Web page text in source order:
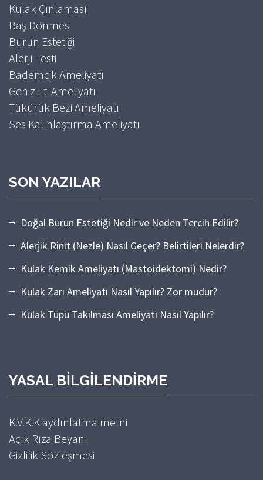
Kulak Çınlaması
Baş Dönmesi
Burun Estetiği
Alerji Testi
Bademcik Ameliyatı
Geniz Eti Ameliyatı
Tükürük Bezi Ameliyatı
Ses Kalınlaştırma Ameliyatı
SON YAZILAR
Doğal Burun Estetiği Nedir ve Neden Tercih Edilir?
Alerjik Rinit (Nezle) Nasıl Geçer? Belirtileri Nelerdir?
Kulak Kemik Ameliyatı (Mastoidektomi) Nedir?
Kulak Zarı Ameliyatı Nasıl Yapılır? Zor mudur?
Kulak Tüpü Takılması Ameliyatı Nasıl Yapılır?
YASAL BILGILENDIRME
K.V.K.K aydınlatma metni
Açık Rıza Beyanı
Gizlilik Sözleşmesi